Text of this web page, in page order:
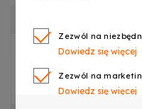
LED
Zezwól na
Dowiedz się więcej
Zezwól na
Dowiedz się więcej